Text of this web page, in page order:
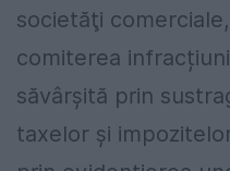
societăţi
comiterea
săvârșită prin
taxelor şi